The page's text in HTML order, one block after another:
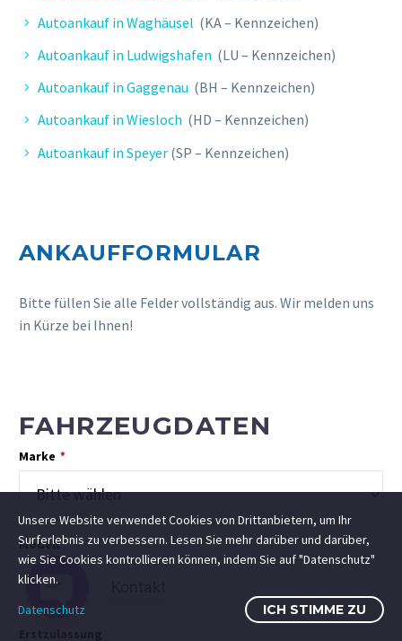
Autoankauf in Waghäusel (KA – Kennzeichen)
Autoankauf in Ludwigshafen (LU – Kennzeichen)
Autoankauf in Gaggenau (BH – Kennzeichen)
Autoankauf in Wiesloch (HD – Kennzeichen)
Autoankauf in Speyer (SP – Kennzeichen)
ANKAUFFORMULAR
Bitte füllen Sie alle Felder vollständig aus. Wir melden uns
in Kürze bei Ihnen!
FAHRZEUGDATEN
Marke *
Modell
Unsere Website verwendet Cookies von Drittanbietern, um Ihr
Surferlebnis zu verbessern. Lesen Sie mehr darüber und darüber,
wie Sie Cookies kontrollieren können, indem Sie auf "Datenschutz"
klicken.
Datenschutz
ICH STIMME ZU